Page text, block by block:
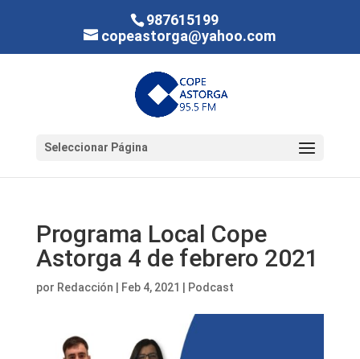
987615199
copeastorga@yahoo.com
Seleccionar Página
Programa Local Cope
Astorga 4 de febrero 2021
por Redacción Feb 4, 2021 Podcast